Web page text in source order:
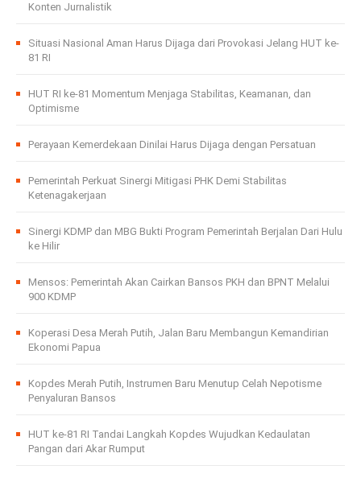
Konten Jurnalistik
Situasi Nasional Aman Harus Dijaga dari Provokasi Jelang HUT ke-
81 RI
HUT RI ke-81 Momentum Menjaga Stabilitas, Keamanan, dan
Optimisme
Perayaan Kemerdekaan Dinilai Harus Dijaga dengan Persatuan
Pemerintah Perkuat Sinergi Mitigasi PHK Demi Stabilitas
Ketenagakerjaan
Sinergi KDMP dan MBG Bukti Program Pemerintah Berjalan Dari Hulu
ke Hilir
Mensos: Pemerintah Akan Cairkan Bansos PKH dan BPNT Melalui
900 KDMP
Koperasi Desa Merah Putih, Jalan Baru Membangun Kemandirian
Ekonomi Papua
Kopdes Merah Putih, Instrumen Baru Menutup Celah Nepotisme
Penyaluran Bansos
HUT ke-81 RI Tandai Langkah Kopdes Wujudkan Kedaulatan
Pangan dari Akar Rumput